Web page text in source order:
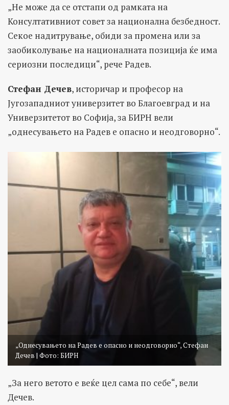
„Не може да се отстапи од рамката на
Консултативниот совет за национална безбедност.
Секое надитрување, обиди за промена или за
заобиколување на националната позиција ќе има
сериозни последици“, рече Радев.
Стефан Дечев, историчар и професор на
Југозападниот универзитет во Благоевград и на
Универзитетот во Софија, за БИРН вели
„однесувањето на Радев е опасно и неодговорно“.
„Однесувањето на Радев е опасно и неодговорно“, Стефан
Дечев | Фото: БИРН
„За него ветото е веќе цел сама по себе“, вели
Дечев.